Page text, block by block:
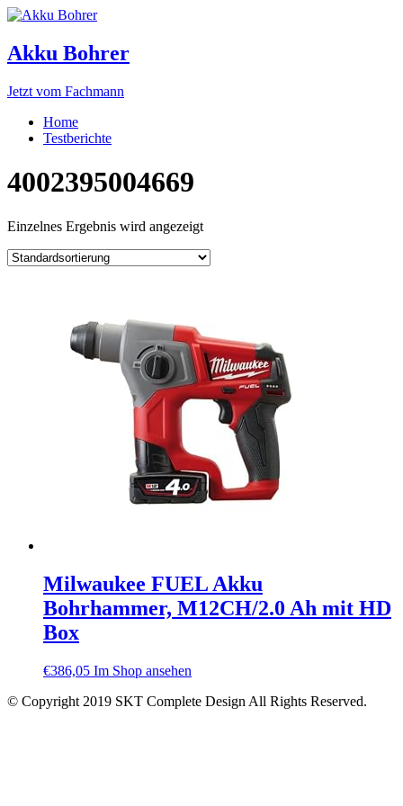
Akku Bohrer
Jetzt vom Fachmann
Home
Testberichte
4002395004669
Einzelnes Ergebnis wird angezeigt
Milwaukee FUEL Akku
Bohrhammer, M12CH/2.0 Ah mit HD
Box
€386,05 Im Shop ansehen
© Copyright 2019 SKT Complete Design All Rights Reserved.